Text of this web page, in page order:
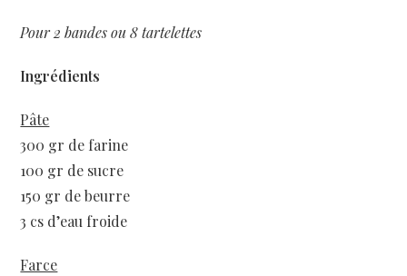
Pour 2 bandes ou 8 tartelettes
Ingrédients
Pâte
300 gr de farine
100 gr de sucre
150 gr de beurre
3 cs d’eau froide
Farce